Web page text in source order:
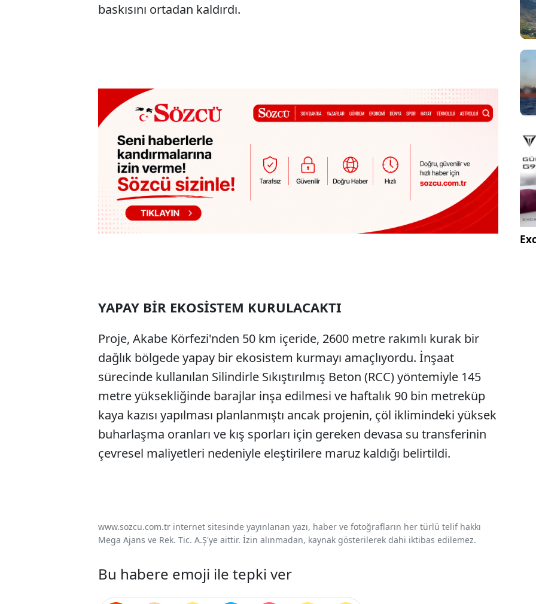
baskısını ortadan kaldırdı.
YAPAY BİR EKOSİSTEM KURULACAKTI
Proje, Akabe Körfezi'nden 50 km içeride, 2600 metre rakımlı kurak bir
dağlık bölgede yapay bir ekosistem kurmayı amaçlıyordu. İnşaat
sürecinde kullanılan Silindirle Sıkıştırılmış Beton (RCC) yöntemiyle 145
metre yüksekliğinde barajlar inşa edilmesi ve haftalık 90 bin metreküp
kaya kazısı yapılması planlanmıştı ancak projenin, çöl iklimindeki yüksek
buharlaşma oranları ve kış sporları için gereken devasa su transferinin
çevresel maliyetleri nedeniyle eleştirilere maruz kaldığı belirtildi.
www.sozcu.com.tr internet sitesinde yayınlanan yazı, haber ve fotoğrafların her türlü telif hakkı
Mega Ajans ve Rek. Tic. A.Ş'ye aittir. İzin alınmadan, kaynak gösterilerek dahi iktibas edilemez.
Bu habere emoji ile tepki ver